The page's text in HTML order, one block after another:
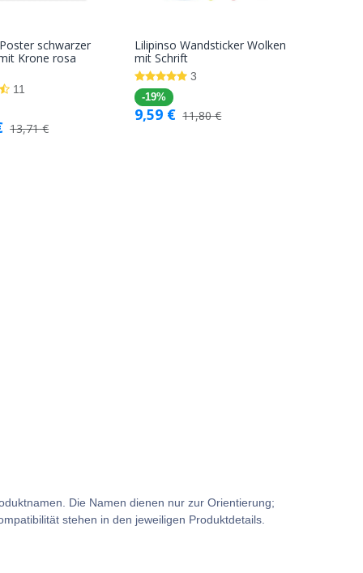
In den
schwarzer
Krone rosa
11
13,71€
Warenkorb
Lilipinso Wandsticker Wolken
mit Schrift
3
-19%
9,59 € 11,80€
Die Namen dienen nur zur Orientierung;
stehen in den jeweiligen Produktdetails.